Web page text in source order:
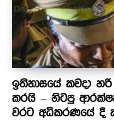
ඉතිහාසයේ කවදා
කරයි – හිටපු
වරට අධිකරණයේ දී